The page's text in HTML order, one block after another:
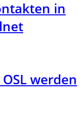
in
werden